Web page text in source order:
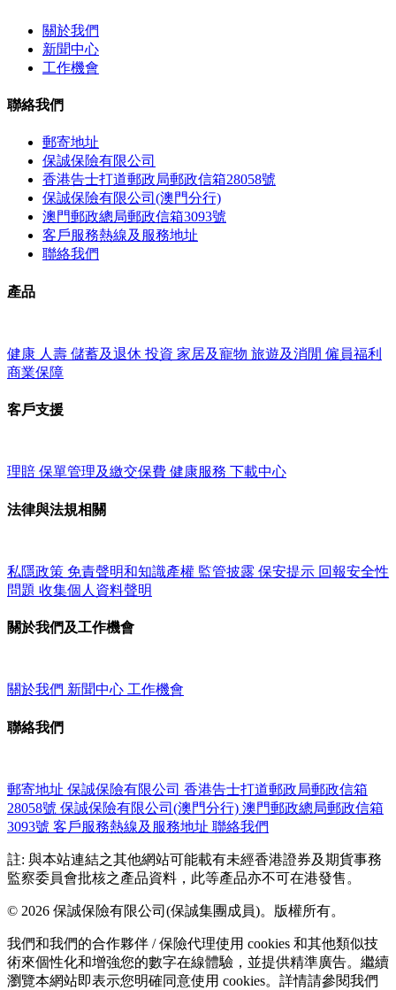
關於我們
新聞中心
工作機會
聯絡我們
郵寄地址
保誠保險有限公司
香港告士打道郵政局郵政信箱28058號
保誠保險有限公司(澳門分行)
澳門郵政總局郵政信箱3093號
客戶服務熱線及服務地址
聯絡我們
產品
健康 人壽 儲蓄及退休 投資 家居及寵物 旅遊及消閒 僱員福利
商業保障
客戶支援
理賠 保單管理及繳交保費 健康服務 下載中心
法律與法規相關
私隱政策 免責聲明和知識產權 監管披露 保安提示 回報安全性
問題 收集個人資料聲明
關於我們及工作機會
關於我們 新聞中心 工作機會
聯絡我們
郵寄地址 保誠保險有限公司 香港告士打道郵政局郵政信箱
28058號 保誠保險有限公司(澳門分行) 澳門郵政總局郵政信箱
3093號 客戶服務熱線及服務地址 聯絡我們
註: 與本站連結之其他網站可能載有未經香港證券及期貨事務
監察委員會批核之產品資料，此等產品亦不可在港發售。
© 2026 保誠保險有限公司(保誠集團成員)。版權所有。
我們和我們的合作夥伴 / 保險代理使用 cookies 和其他類似技
術來個性化和增強您的數字在線體驗，並提供精準廣告。繼續
瀏覽本網站即表示您明確同意使用 cookies。詳情請參閱我們